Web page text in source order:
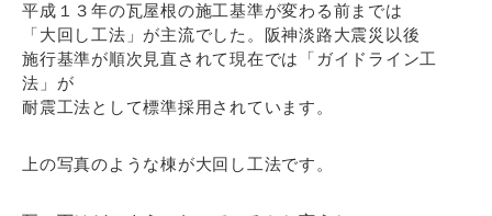
平成１３年の瓦屋根の施工基準が変わる前までは
「大回し工法」が主流でした。阪神淡路大震災以後
施行基準が順次見直されて現在では「ガイドライン工
法」が
耐震工法として標準採用されています。
上の写真のような棟が大回し工法です。